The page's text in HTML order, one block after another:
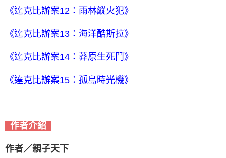
《達克比辦案12：雨林縱火犯》
《達克比辦案13：海洋酷斯拉》
《達克比辦案14：莽原生死鬥》
《達克比辦案15：孤島時光機》
作者介紹
作者／親子天下